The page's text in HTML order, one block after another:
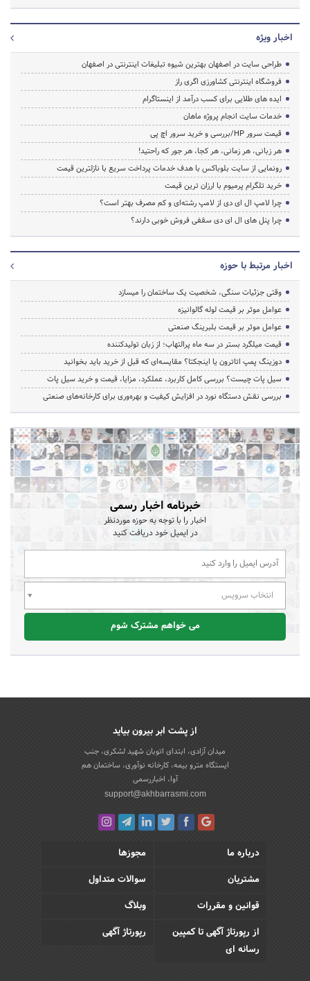
اخبار ویژه
طراحی سایت در اصفهان بهترین شیوه تبلیغات اینترنتی در اصفهان
فروشگاه اینترنتی کشاورزی اگری راز
ایده های طلایی برای کسب درآمد از اینستاگرام
خدمات سایت انجام پروژه ماهان
قیمت سرور HP/بررسی و خرید سرور اچ پی
هر زبانی، هر زمانی، هر کجا، هر جور که راحتید!
رونمایی از سایت بلوباکس با هدف خدمات پرداخت سریع با نازلترین قیمت
خرید تلگرام پرمیوم با ارزان ترین قیمت
چرا لامپ ال ای دی از لامپ رشته‌ای و کم مصرف بهتر است؟
چرا پنل های ال ای دی سقفی فروش خوبی دارند؟
اخبار مرتبط با حوزه
وقتی جزئیات سنگی، شخصیت یک ساختمان را میسازد
عوامل موثر بر قیمت لوله گالوانیزه
عوامل موثر بر قیمت بلبرینگ صنعتی
قیمت میلگرد بستر در سه ماه پرالتهاب؛ از زبان تولیدکننده
دوزینگ پمپ اتاترون یا اینجکتا؟ مقایسه‌ای که قبل از خرید باید بخوانید
سیل پات چیست؟ بررسی کامل کاربرد، عملکرد، مزایا، قیمت و خرید سیل پات
بررسی نقش دستگاه نورد در افزایش کیفیت و بهره‌وری برای کارخانه‌های صنعتی
خبرنامه اخبار رسمی
اخبار را با توجه به حوزه موردنظر
در ایمیل خود دریافت کنید
انتخاب سرویس
می خواهم مشترک شوم
از پشت ابر بیرون بیاید
میدان آزادی، ابتدای اتوبان شهید لشکری، جنب
ایستگاه مترو بیمه، کارخانه نوآوری، ساختمان هم
آوا، اخباررسمی
support@akhbarrasmi.com
درباره ما
مجوزها
مشتریان
سوالات متداول
قوانین و مقررات
وبلاگ
از رپورتاژ آگهی تا کمپین
رسانه ای
رپورتاژ آگهی